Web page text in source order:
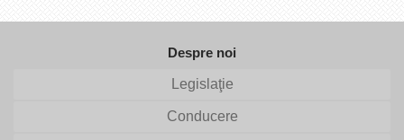
Despre noi
Legislaţie
Conducere